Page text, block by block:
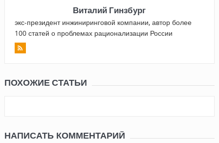
Виталий Гинзбург
экс-президент инжиниринговой компании, автор более
100 статей о проблемах рационализации России
ПОХОЖИЕ СТАТЬИ
НАПИСАТЬ КОММЕНТАРИЙ